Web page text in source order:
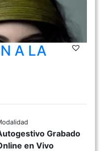
A LA
Grabado
en Vivo